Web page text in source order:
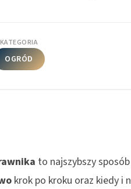
KATEGORIA
OGRÓD
to najszybszy
krok po kroku oraz kiedy i